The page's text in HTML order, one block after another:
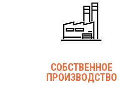
СОБСТВЕННОЕ
ПРОИЗВОДСТВО